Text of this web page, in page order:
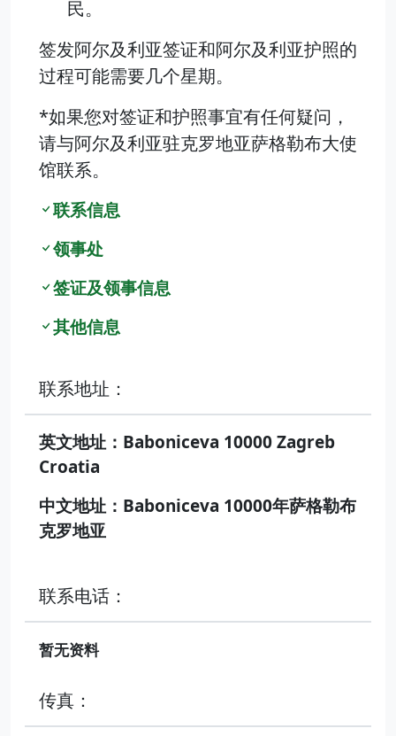
民。
签发阿尔及利亚签证和阿尔及利亚护照的
过程可能需要几个星期。
*如果您对签证和护照事宜有任何疑问，
请与阿尔及利亚驻克罗地亚萨格勒布大使
馆联系。
联系信息
领事处
签证及领事信息
其他信息
联系地址：
英文地址：Baboniceva 10000 Zagreb
Croatia
中文地址：Baboniceva 10000年萨格勒布
克罗地亚
联系电话：
暂无资料
传真：